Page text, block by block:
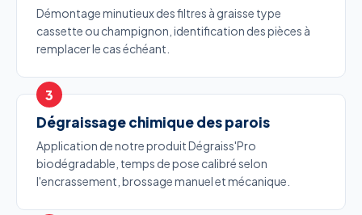
Démontage minutieux des filtres à graisse type
cassette ou champignon, identification des pièces à
remplacer le cas échéant.
Dégraissage chimique des parois
Application de notre produit Dégraiss'Pro
biodégradable, temps de pose calibré selon
l'encrassement, brossage manuel et mécanique.